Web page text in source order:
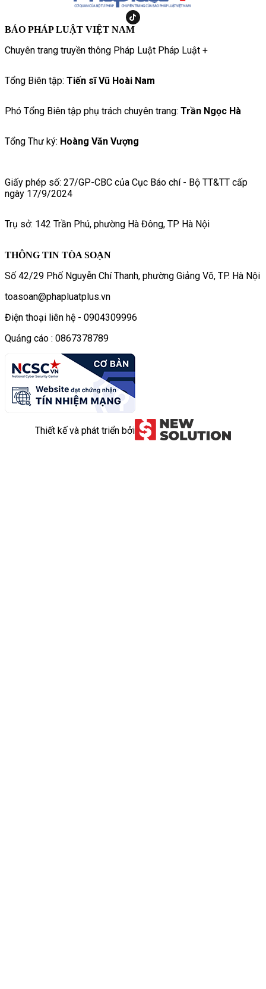
BÁO PHÁP LUẬT VIỆT NAM
Chuyên trang truyền thông Pháp Luật Pháp Luật +
Tổng Biên tập: Tiến sĩ Vũ Hoài Nam
Phó Tổng Biên tập phụ trách chuyên trang: Trần Ngọc Hà
Tổng Thư ký: Hoàng Văn Vượng
Giấy phép số: 27/GP-CBC của Cục Báo chí - Bộ TT&TT cấp
ngày 17/9/2024
Trụ sở: 142 Trần Phú, phường Hà Đông, TP Hà Nội
THÔNG TIN TÒA SOẠN
Số 42/29 Phố Nguyễn Chí Thanh, phường Giảng Võ, TP. Hà Nội
toasoan@phapluatplus.vn
Điện thoại liên hệ - 0904309996
Quảng cáo : 0867378789
Thiết kế và phát triển bởi